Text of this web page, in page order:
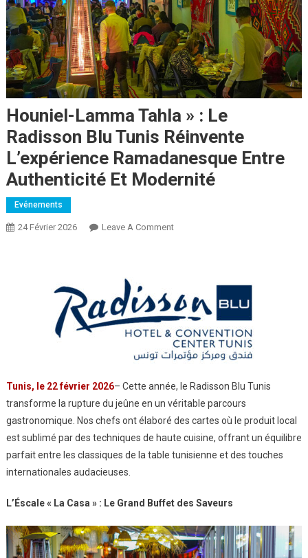
Houniel-Lamma Tahla » : Le
Radisson Blu Tunis Réinvente
L’expérience Ramadanesque Entre
Authenticité Et Modernité
Evénements
24 Février 2026 Leave A CommentOn
:
Le
Radisson
Blu
Réinvente
L’expérience
Ramadanesque
Entre
Tunis, le 22 février 2026– Cette année, le Radisson Blu Tunis
transforme la rupture du jeûne en un véritable parcours
gastronomique. Nos chefs ont élaboré des cartes où le produit local
est sublimé par des techniques de haute cuisine, offrant un équilibre
parfait entre les classiques de la table tunisienne et des touches
internationales audacieuses.
L’Éscale « La Casa » : Le Grand Buffet des Saveurs